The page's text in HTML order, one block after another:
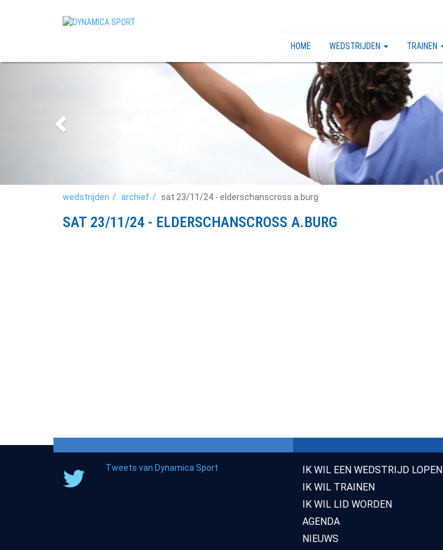
HOME WEDSTRIJDEN TRAINEN
wedstrijden archief sat 23/11/24 - elderschanscross a.burg
SAT 23/11/24 - ELDERSCHANSCROSS A.BURG
Tweets van Dynamica Sport
IK WIL EEN WEDSTRIJD LOPEN
IK WIL TRAINEN
IK WIL LID WORDEN
AGENDA
NIEUWS